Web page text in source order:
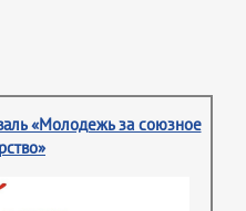
«Молодежь за союзное